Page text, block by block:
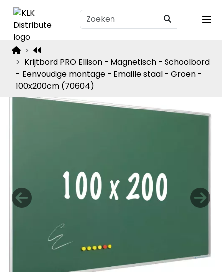
Krijtbord PRO Ellison - Magnetisch - Schoolbord
- Eenvoudige montage - Emaille staal - Groen -
100x200cm (70604)